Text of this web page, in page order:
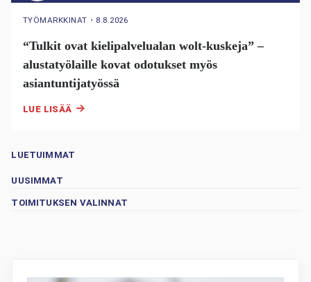
TYÖMARKKINAT ・ 8.8.2026
“Tulkit ovat kielipalvelualan wolt-kuskeja” –
alustatyölaille kovat odotukset myös
asiantuntijatyössä
LUE LISÄÄ
LUETUIMMAT
UUSIMMAT
TOIMITUKSEN VALINNAT